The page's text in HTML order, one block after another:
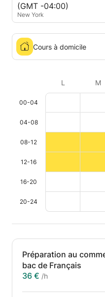
(GMT -04:00)
New York
Cours à domicile
L M
00-04
04-08
08-12
12-16
16-20
20-24
Préparation au
bac de Français
36 € /h